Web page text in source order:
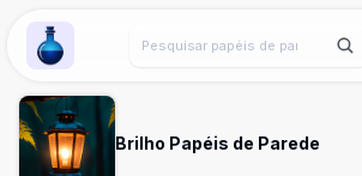
Wallpaper Alchemy
Brilho Papéis de Parede